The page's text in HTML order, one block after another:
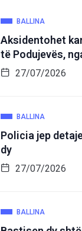
BALLINA
Aksidentohet
të Podujevës,
27/07/2026
BALLINA
Policia jep
dy
27/07/2026
BALLINA